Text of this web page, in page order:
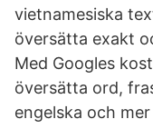
vietnamesiska
översätta exakt
Med Googles
översätta ord,
engelska och